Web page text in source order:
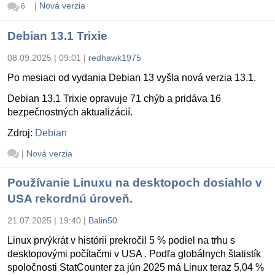
6 | Nová verzia
Debian 13.1 Trixie
08.09.2025 | 09:01 | redhawk1975
Po mesiaci od vydania Debian 13 vyšla nová verzia 13.1.
Debian 13.1 Trixie opravuje 71 chýb a pridáva 16
bezpečnostných aktualizácií.
Zdroj: Debian
| Nová verzia
Používanie Linuxu na desktopoch dosiahlo v
USA rekordnú úroveň.
21.07.2025 | 19:40 | Balin50
Linux prvýkrát v histórii prekročil 5 % podiel na trhu s
desktopovými počítačmi v USA . Podľa globálnych štatistík
spoločnosti StatCounter za jún 2025 má Linux teraz 5,04 %